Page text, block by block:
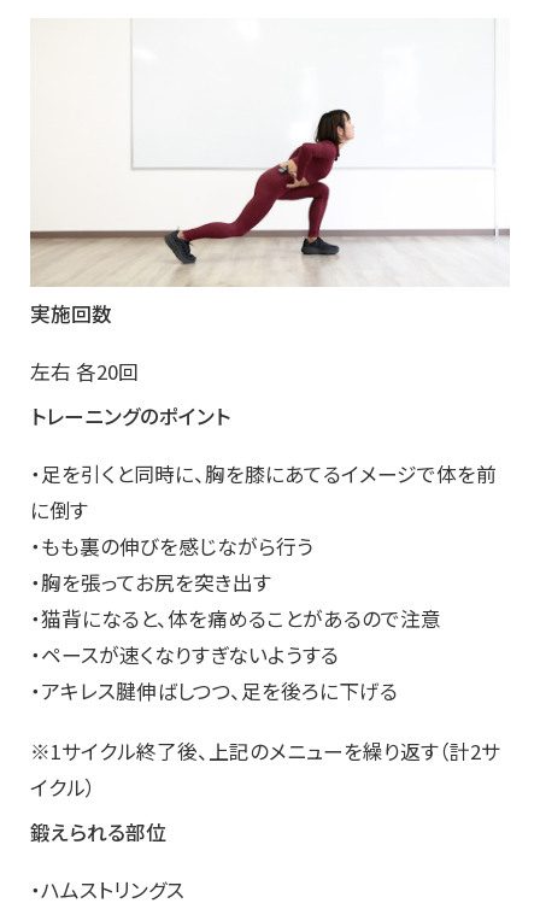
実施回数
左右 各20回
トレーニングのポイント
・足を引くと同時に、胸を膝にあてるイメージで体を前
に倒す
・もも裏の伸びを感じながら行う
・胸を張ってお尻を突き出す
・猫背になると、体を痛めることがあるので注意
・ペースが速くなりすぎないようする
・アキレス腱伸ばしつつ、足を後ろに下げる
※1サイクル終了後、上記のメニューを繰り返す（計2サ
イクル）
鍛えられる部位
・ハムストリングス